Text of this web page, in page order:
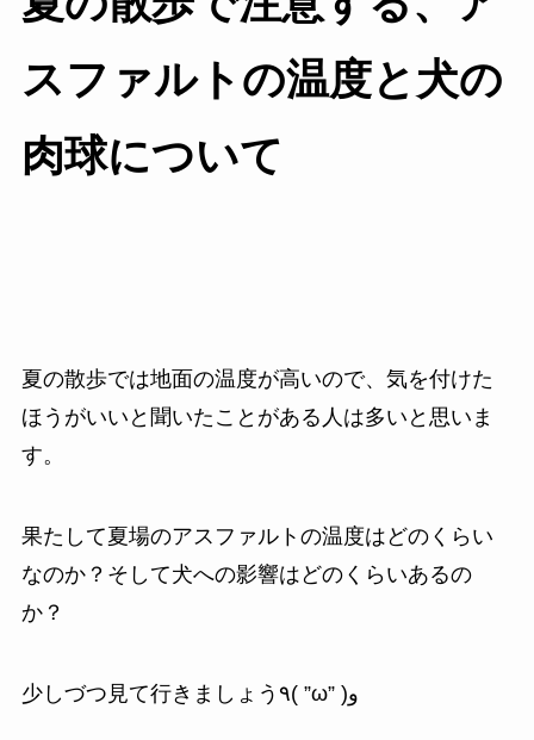
スファルトの温度と犬の
肉球について
夏の散歩では地面の温度が高いので、気を付けた
ほうがいいと聞いたことがある人は多いと思いま
す。
果たして夏場のアスファルトの温度はどのくらい
なのか？そして犬への影響はどのくらいあるの
か？
少しづつ見て行きましょう٩( ”ω” )و